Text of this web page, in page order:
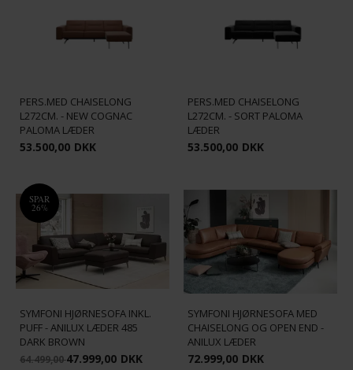
PERS.MED CHAISELONG
L272CM. - NEW COGNAC
PALOMA LÆDER
53.500,00 DKK
PERS.MED CHAISELONG
L272CM. - SORT PALOMA
LÆDER
53.500,00 DKK
SPAR
26%
SYMFONI HJØRNESOFA INKL.
PUFF - ANILUX LÆDER 485
DARK BROWN
64.499,0047.999,00 DKK
SYMFONI HJØRNESOFA MED
CHAISELONG OG OPEN END -
ANILUX LÆDER
72.999,00 DKK